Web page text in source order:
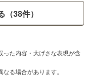
38件）
った内容・大げさな表現が含
る場合があります。